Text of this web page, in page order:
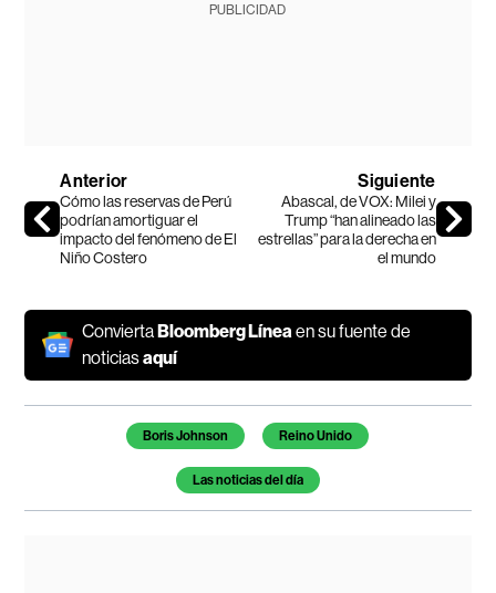
PUBLICIDAD
Anterior
Cómo las reservas de Perú
podrían amortiguar el
impacto del fenómeno de El
Niño Costero
Siguiente
Abascal, de VOX: Milei y
Trump “han alineado las
estrellas” para la derecha en
el mundo
ConviertaBloomberg Línea en su fuente de
noticiasaquí
Temas de este artículo
Boris Johnson Reino Unido
Las noticias del día